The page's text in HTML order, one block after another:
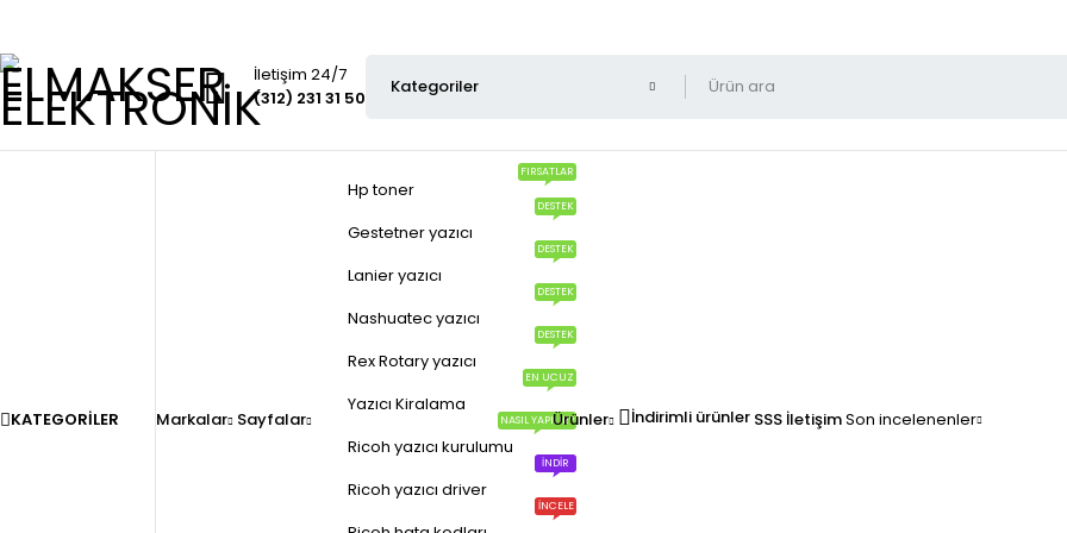
İletişim 24/7
(312) 231 31 50
KATEGORILER Markalar Sayfalar
Hp toner
FIRSATLAR
Gestetner yazıcı
DESTEK
Lanier yazıcı
DESTEK
Nashuatec yazıcı
DESTEK
Rex Rotary yazıcı
DESTEK
Yazıcı Kiralama
EN UCUZ
Ricoh yazıcı kurulumu
NASIL YAPILIR?
Ricoh yazıcı driver
İNDIR
İNCELE
Ürünler İndirimli ürünler SSS İletişimSon incelenenler